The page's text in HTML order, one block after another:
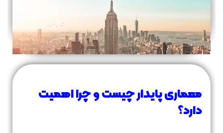
معماری پایدار چیست و چرا اهمیت
دارد؟